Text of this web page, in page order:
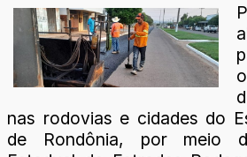
nas rodovias e cidades do
de Rondônia, por meio